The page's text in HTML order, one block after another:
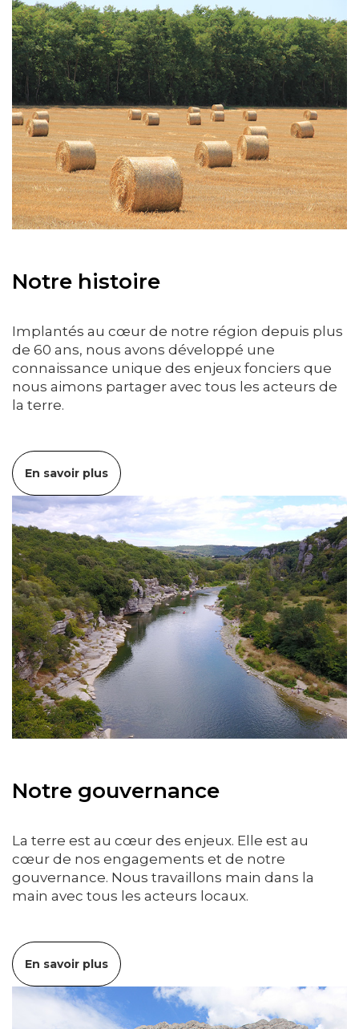
Notre histoire
Implantés au cœur de notre région depuis plus
de 60 ans, nous avons développé une
connaissance unique des enjeux fonciers que
nous aimons partager avec tous les acteurs de
la terre.
En savoir plus
Notre gouvernance
La terre est au cœur des enjeux. Elle est au
cœur de nos engagements et de notre
gouvernance. Nous travaillons main dans la
main avec tous les acteurs locaux.
En savoir plus